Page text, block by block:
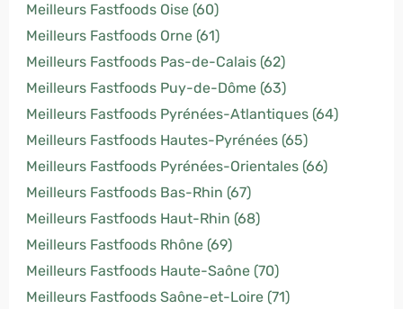
Meilleurs Fastfoods Oise (60)
Meilleurs Fastfoods Orne (61)
Meilleurs Fastfoods Pas-de-Calais (62)
Meilleurs Fastfoods Puy-de-Dôme (63)
Meilleurs Fastfoods Pyrénées-Atlantiques (64)
Meilleurs Fastfoods Hautes-Pyrénées (65)
Meilleurs Fastfoods Pyrénées-Orientales (66)
Meilleurs Fastfoods Bas-Rhin (67)
Meilleurs Fastfoods Haut-Rhin (68)
Meilleurs Fastfoods Rhône (69)
Meilleurs Fastfoods Haute-Saône (70)
Meilleurs Fastfoods Saône-et-Loire (71)